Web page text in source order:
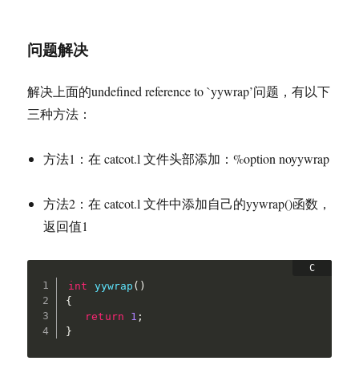
问题解决
解决上面的undefined reference to `yywrap’问题，有以下
三种方法：
方法1：在 catcot.l 文件头部添加：%option noyywrap
方法2：在 catcot.l 文件中添加自己的yywrap()函数，
返回值1
int yywrap ( )
{
return
1 ;
}